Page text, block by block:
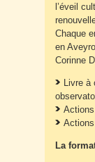
l’éveil
Chaque
en
Corinne
Livre à
La